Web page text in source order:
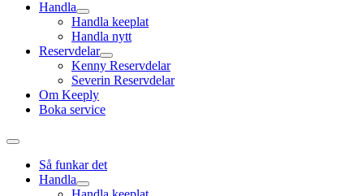
Handla
Handla keeplat
Handla nytt
Reservdelar
Kenny Reservdelar
Severin Reservdelar
Om Keeply
Boka service
Så funkar det
Handla